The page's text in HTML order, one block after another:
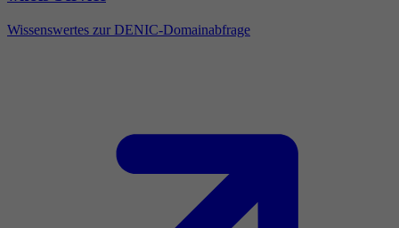
Wissenswertes zur DENIC-Domainabfrage